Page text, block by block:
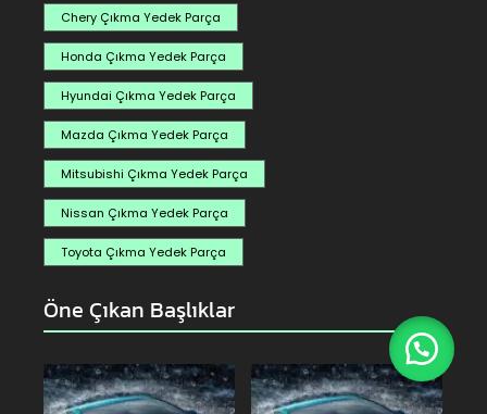
Chery Çıkma Yedek Parça
Honda Çıkma Yedek Parça
Hyundai Çıkma Yedek Parça
Mazda Çıkma Yedek Parça
Mitsubishi Çıkma Yedek Parça
Nissan Çıkma Yedek Parça
Toyota Çıkma Yedek Parça
Öne Çıkan Başlıklar